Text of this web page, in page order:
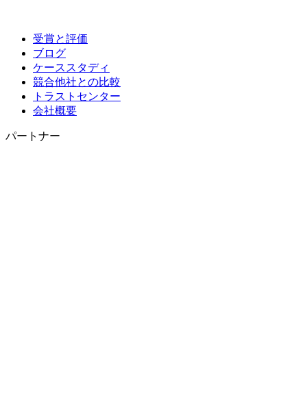
受賞と評価
ブログ
ケーススタディ
競合他社との比較
トラストセンター
会社概要
パートナー